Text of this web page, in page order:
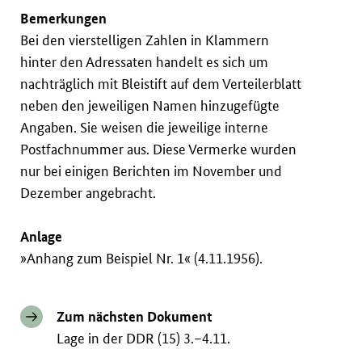
Bemerkungen
Bei den vierstelligen Zahlen in Klammern
hinter den Adressaten handelt es sich um
nachträglich mit Bleistift auf dem Verteilerblatt
neben den jeweiligen Namen hinzugefügte
Angaben. Sie weisen die jeweilige interne
Postfachnummer aus. Diese Vermerke wurden
nur bei einigen Berichten im November und
Dezember angebracht.
Anlage
»Anhang zum Beispiel Nr. 1« (4.11.1956).
Zum nächsten Dokument
Lage in der DDR (15) 3.–4.11.